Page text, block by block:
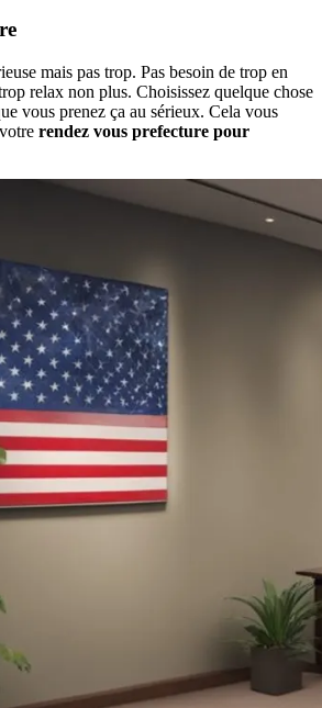
mais pas trop. Pas besoin de trop en
relax non plus. Choisissez quelque chose
vous prenez ça au sérieux. Cela vous
rendez vous prefecture pour